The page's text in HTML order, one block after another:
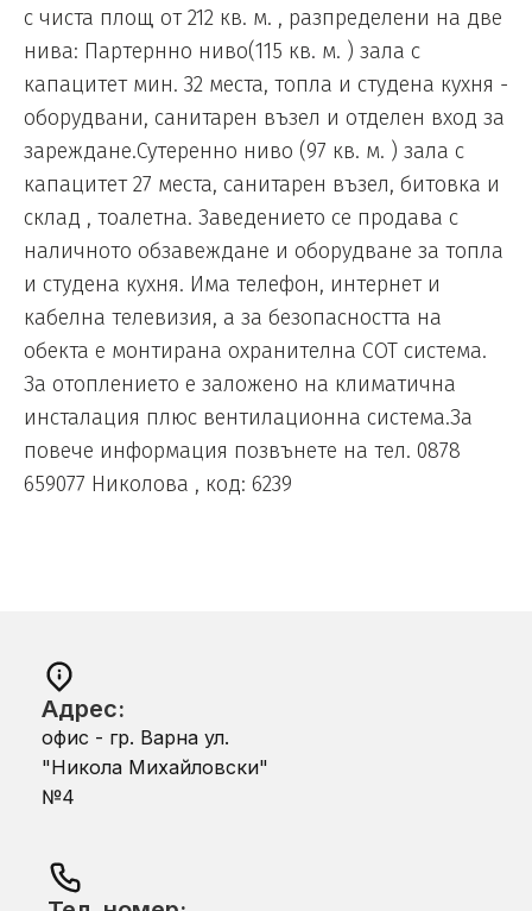
с чиста площ от 212 кв. м. , разпределени на две
нива: Партернно ниво(115 кв. м. ) зала с
капацитет мин. 32 места, топла и студена кухня -
оборудвани, санитарен възел и отделен вход за
зареждане.Сутеренно ниво (97 кв. м. ) зала с
капацитет 27 места, санитарен възел, битовка и
склад , тоалетна. Заведението се продава с
наличното обзавеждане и оборудване за топла
и студена кухня. Има телефон, интернет и
кабелна телевизия, а за безопасността на
обекта е монтирана охранителна СОТ система.
За отоплението е заложено на климатична
инсталация плюс вентилационна система.За
повече информация позвънете на тел. 0878
659077 Николова , код: 6239
Адрес:
офис - гр. Варна ул.
"Никола Михайловски"
№4